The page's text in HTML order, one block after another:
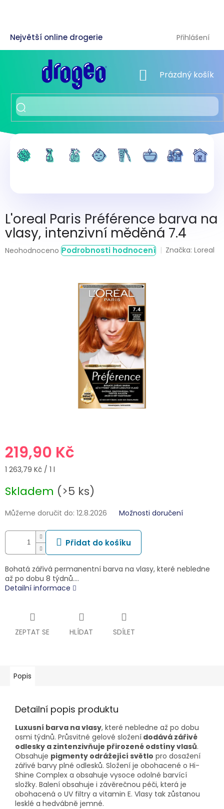
Přihlášení
NÁKUPNÍ KOŠÍK
Prázdný košík
L'oreal Paris Préférence barva na
vlasy, intenzivní měděná 7.4
Průměrné
Neohodnoceno Podrobnosti hodnocení Značka:Loreal
219,90 Kč
Měrná
1 263,79 Kč / 1 l
Skladem (>5 ks)
Můžeme doručit do: 12.8.2026 Možnosti doručení
Přidat do košíku
Bohatá zářivá permanentní barva na vlasy, které nebledne
až po dobu 8 týdnů.…
Detailní informace
ZEPTAT SE HLÍDAT SDÍLET
Popis
Detailní popis produktu
Luxusní barva na vlasy, které nebledne až po dobu
osmi týdnů. Průsvitné gelové složení dodává zářivé
odlesky a zintenzivňuje přirozené odstíny vlasů.
Obsahuje pigmenty odrážející světlo pro dosažení
zářivé barvy plné odlesků. Složení je obohacené o Hi-
Shine Complex a obsahuje vysoce odolné barvící
složky. Balení obsahuje i závěrečnou péči, která je
obohacená o UV filtry a vitamin E. Vlasy tak zůstanou
lesklé a hedvábně jemné.